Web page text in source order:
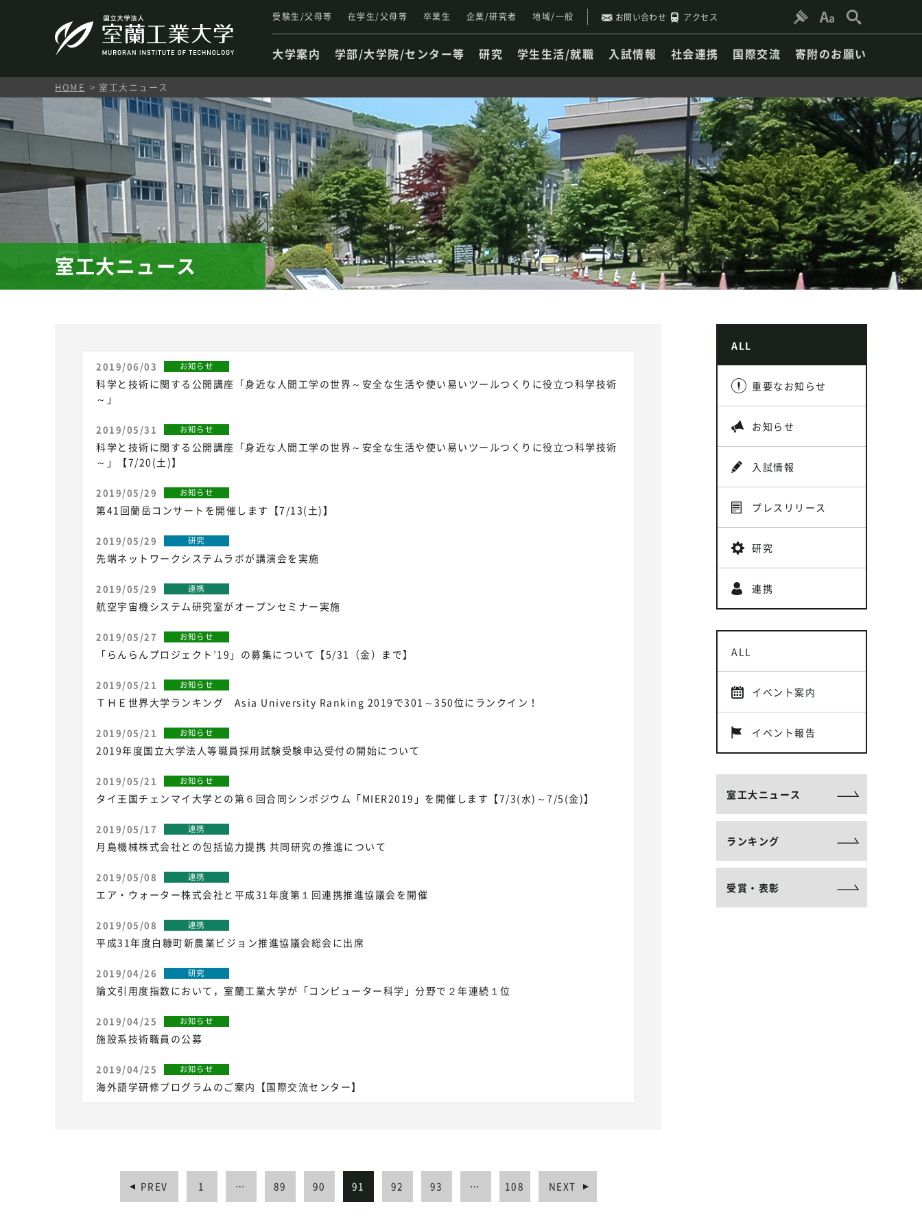
受験生/父母等 在学生/父母等 卒業生 企業/研究者 地域/一般 お問い合わせ アクセス
大学案内 学部/大学院/センター等 研究 学生生活/就職 入試情報 社会連携 国際交流 寄附のお願い
HOME 室工大ニュース
室工大ニュース
2019/06/03 お知らせ
科学と技術に関する公開講座「身近な人間工学の世界～安全な生活や使い易いツールつくりに役立つ科学技術
～」
2019/05/31 お知らせ
科学と技術に関する公開講座「身近な人間工学の世界～安全な生活や使い易いツールつくりに役立つ科学技術
～」【7/20(土)】
2019/05/29 お知らせ
第41回蘭岳コンサートを開催します【7/13(土)】
2019/05/29 研究
先端ネットワークシステムラボが講演会を実施
2019/05/29 連携
航空宇宙機システム研究室がオープンセミナー実施
2019/05/27 お知らせ
「らんらんプロジェクト’19」の募集について【5/31（金）まで】
2019/05/21 お知らせ
ＴＨＥ世界大学ランキング Asia University Ranking 2019で301～350位にランクイン！
2019/05/21 お知らせ
2019年度国立大学法人等職員採用試験受験申込受付の開始について
2019/05/21 お知らせ
タイ王国チェンマイ大学との第６回合同シンポジウム「MIER2019」を開催します【7/3(水)～7/5(金)】
2019/05/17 連携
月島機械株式会社との包括協力提携 共同研究の推進について
2019/05/08 連携
エア・ウォーター株式会社と平成31年度第１回連携推進協議会を開催
2019/05/08 連携
平成31年度白糠町新農業ビジョン推進協議会総会に出席
2019/04/26 研究
論文引用度指数において，室蘭工業大学が「コンピューター科学」分野で２年連続１位
2019/04/25 お知らせ
施設系技術職員の公募
2019/04/25 お知らせ
海外語学研修プログラムのご案内【国際交流センター】
PREV 1 … 89 90 91 92 93 … 108 NEXT
ALL
重要なお知らせ
お知らせ
入試情報
プレスリリース
研究
連携
ALL
イベント案内
イベント報告
室工大ニュース
ランキング
受賞・表彰